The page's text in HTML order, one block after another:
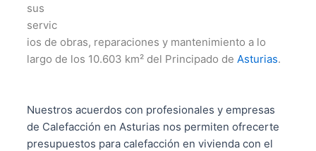
sus
servic
ios de obras, reparaciones y mantenimiento a lo
largo de los 10.603 km² del Principado de Asturias.
Nuestros acuerdos con profesionales y empresas
de Calefacción en Asturias nos permiten ofrecerte
presupuestos para calefacción en vivienda con el